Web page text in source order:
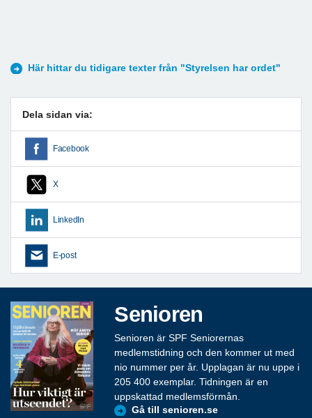
Här hittar du tidigare texter från "Styrelsen har ordet"
Dela sidan via:
Facebook
X
LinkedIn
E-post
Senioren
Senioren är SPF Seniorernas
medlemstidning och den kommer ut med
nio nummer per år. Upplagan är nu uppe i
205 400 exemplar. Tidningen är en
uppskattad medlemsförmån.
Gå till senioren.se